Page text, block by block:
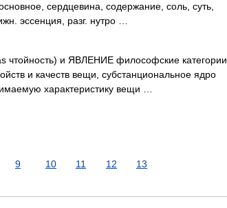
сердцевина, содержание, соль, суть,
эссенция, разг. нутро …
чтойность) и ЯВЛЕНИЕ философские категории,
и качеств вещи, субстанциональное ядро
характеристику вещи …
9 10 11 12 13